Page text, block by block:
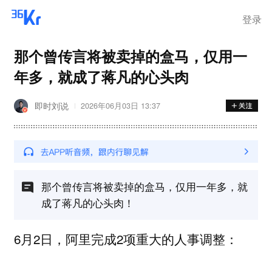
登录
那个曾传言将被卖掉的盒马，仅用一
年多，就成了蒋凡的心头肉
即时刘说 2026年06月03日 13:37
那个曾传言将被卖掉的盒马，仅用一年多，就
成了蒋凡的心头肉！
6月2日，阿里完成2项重大的人事调整：